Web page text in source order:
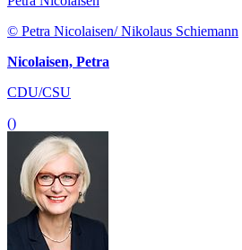
© Petra Nicolaisen/ Nikolaus Schiemann
Nicolaisen, Petra
CDU/CSU
()